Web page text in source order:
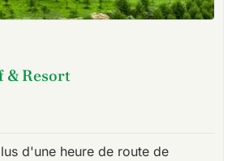
& Resort
d'une heure de route de